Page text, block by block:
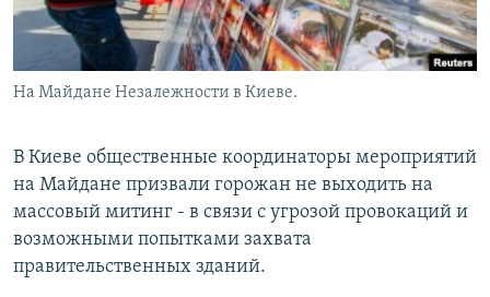
На Майдане Незалежности в Киеве.
В Киеве общественные координаторы мероприятий
на Майдане призвали горожан не выходить на
массовый митинг - в связи с угрозой провокаций и
возможными попытками захвата
правительственных зданий.